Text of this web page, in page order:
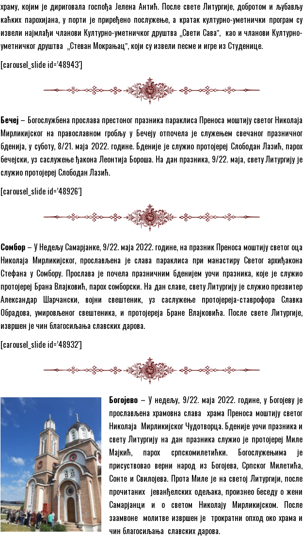
храму, којим је дириговала госпођа Јелена Антић. После свете Литургије, добротом и љубављу
каћких парохијана, у порти је приређено послужење, а кратак културно-уметнички програм су
извели најмлађи чланови Културно-уметничког друштва „Свети Саваˮ, као и чланови Културно-
уметничког друштва „Стеван Мокрањацˮ, који су извели песме и игре из Студенице.
[carousel_slide id=’48943′]
Бечеј – Богослужбена прослава престоног празника параклиса Преноса моштију светог Николаја
Мирликијског на православном гробљу у Бечеју отпочела је служењем свечаног празничног
бденија, у суботу, 8/21. маја 2022. године. Бденије је служио протојереј Слободан Лазић, парох
бечејски, уз саслужење ђакона Леонтија Бороша. На дан празника, 9/22. маја, свету Литургију је
служио протојереј Слободан Лазић.
[carousel_slide id=’48926′]
Сомбор – У Недељу Самарјанке, 9/22. маја 2022. године, на празник Преноса моштију светог оца
Николаја Мирликијског, прослављена је слава параклиса при манастиру Светог архиђакона
Стефана у Сомбору. Прослава је почела празничним бденијем уочи празника, које је служио
протојереј Брана Влајковић, парох сомборски. На дан славе, свету Литургију је служио презвитер
Александар Шарчански, војни свештеник, уз саслужење протојереја-ставрофора Славка
Обрадова, умировљеног свештеника, и протојереја Бране Влајковића. После свете Литургије,
извршен је чин благосиљања славских дарова.
[carousel_slide id=’48932′]
Богојево – У недељу, 9/22. маја 2022. године, у Богојеву је
прослављена храмовна слава храма Преноса моштију светог
Николаја Мирликијског Чудотворца. Бденије уочи празника и
свету Литургију на дан празника служио је протојереј Миле
Мајкић, парох српскомилетићки. Богослужењима је
присуствовао верни народ из Богојева, Српског Милетића,
Сонте и Свилојева. Прота Миле је на светој Литургији, после
прочитаних јеванђелских одељака, произнео беседу о жени
Самарјанци и о светом Николају Мирликијском. После
заамвоне молитве извршен је трократни опход око храма и
чин благосиљања славских дарова.